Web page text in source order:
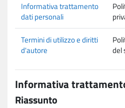
Informativa trattamento
dati personali
Termini di utilizzo e diritti
d'autore
del
Informativa
Riassunto